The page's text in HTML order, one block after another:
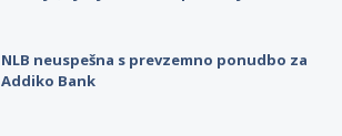
NLB neuspešna s prevzemno ponudbo za
Addiko Bank